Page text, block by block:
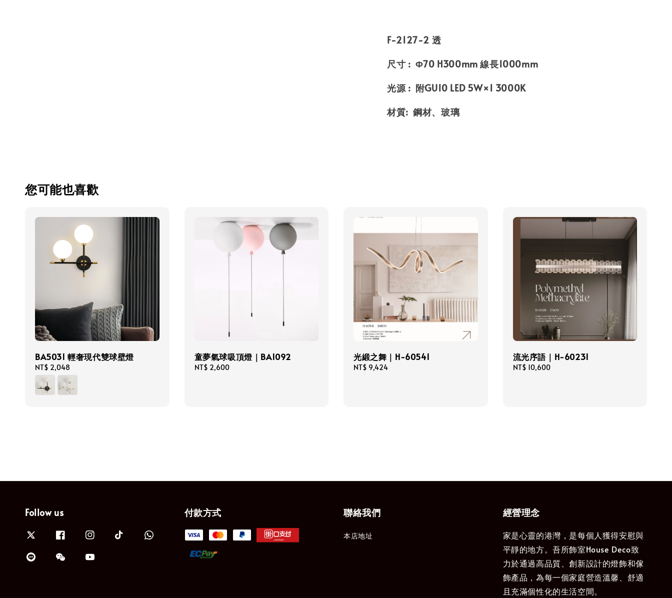
F-2127-2 透
尺寸 : Φ70 H300mm 線長1000mm
光源 : 附GU10 LED 5W×1 3000K
材質: 鋼材、玻璃
您可能也喜歡
BA5031 輕奢現代雙球壁燈
Regular
price
NT$ 2,048
童夢氣球吸頂燈｜BA1092
Regular
NT$ 2,600
光緞之舞｜H-60541
Regular
NT$ 9,424
流光序語｜H-60231
Regular
NT$ 10,600
Follow us 付款方式 聯絡我們
本店地址
經營理念
家是心靈的港灣，是每個人獲得安慰與
平靜的地方。吾所飾室House Deco致
力於通過高品質、創新設計的燈飾和傢
飾產品，為每一個家庭營造溫馨、舒適
且充滿個性化的生活空間。